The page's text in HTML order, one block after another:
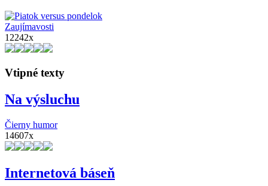
Zaujímavosti
12242x
Vtipné texty
Na výsluchu
Čierny humor
14607x
Internetová báseň